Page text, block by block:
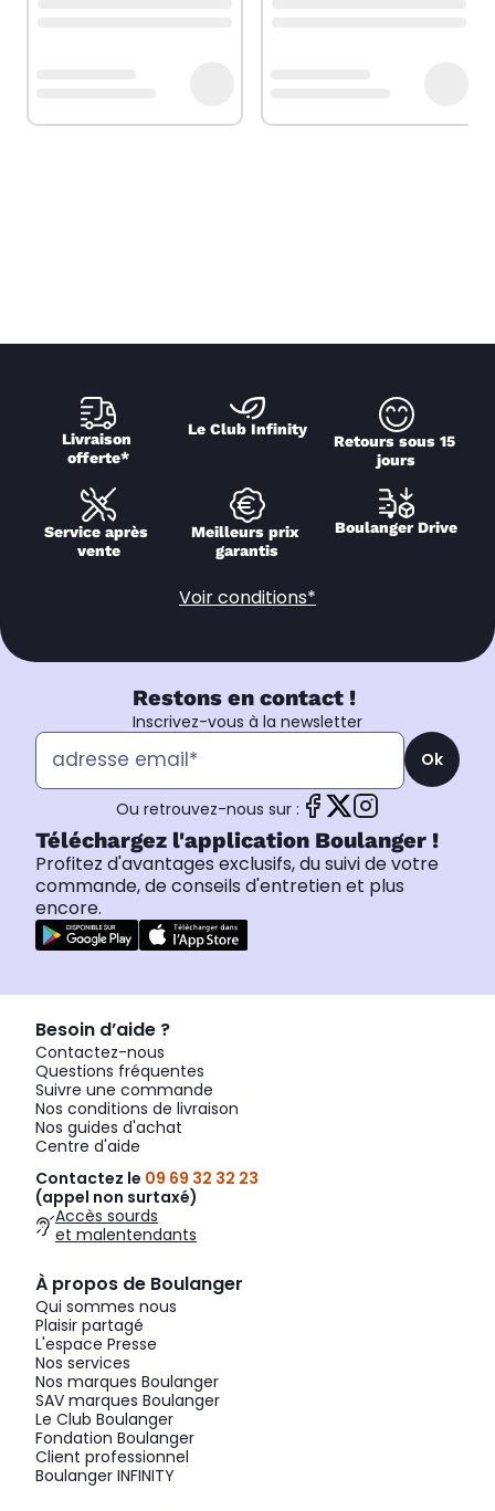
Livraison
offerte*
Le Club Infinity
Retours sous 15
jours
Service après
vente
Meilleurs prix
garantis
Boulanger Drive
Voir conditions*
Restons en contact !
Inscrivez-vous à la newsletter
Ok
Ou retrouvez-nous sur :
Téléchargez l'application Boulanger !
Profitez d'avantages exclusifs, du suivi de votre
commande, de conseils d'entretien et plus
encore.
Besoin d’aide ?
Contactez-nous
Questions fréquentes
Suivre une commande
Nos conditions de livraison
Nos guides d'achat
Centre d'aide
Contactez le 09 69 32 32 23
(appel non surtaxé)
Accès sourds
et malentendants
À propos de Boulanger
Qui sommes nous
Plaisir partagé
L'espace Presse
Nos services
Nos marques Boulanger
SAV marques Boulanger
Le Club Boulanger
Fondation Boulanger
Client professionnel
Boulanger INFINITY